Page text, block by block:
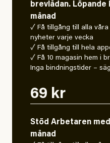
brevlådan.
månad
✓ Få tillgång till alla
nyheter varje vecka
✓ Få tillgång till hela
✓ Få 10 magasin hem i
Inga bindningstider –
69 kr
Stöd Arbetaren
månad